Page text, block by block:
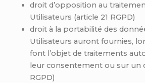
droit d’opposition au
Utilisateurs (article 21 RGPD)
droit à la portabilité des
Utilisateurs auront fournies,
font l’objet de traitements
leur consentement ou sur un
RGPD)